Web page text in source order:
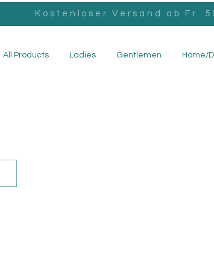
Kostenloser Versand ab Fr.
All Products Ladies Gentlemen Home/